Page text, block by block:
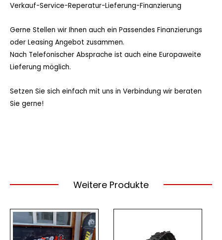
Verkauf-Service-Reperatur-Lieferung-Finanzierung
Gerne Stellen wir Ihnen auch ein Passendes Finanzierungs
oder Leasing Angebot zusammen.
Nach Telefonischer Absprache ist auch eine Europaweite
Lieferung möglich.
Setzen Sie sich einfach mit uns in Verbindung wir beraten
Sie gerne!
Weitere Produkte